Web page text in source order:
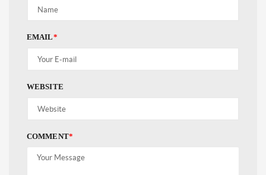
EMAIL*
WEBSITE
COMMENT*